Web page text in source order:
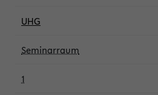
UHG
Seminarraum
1